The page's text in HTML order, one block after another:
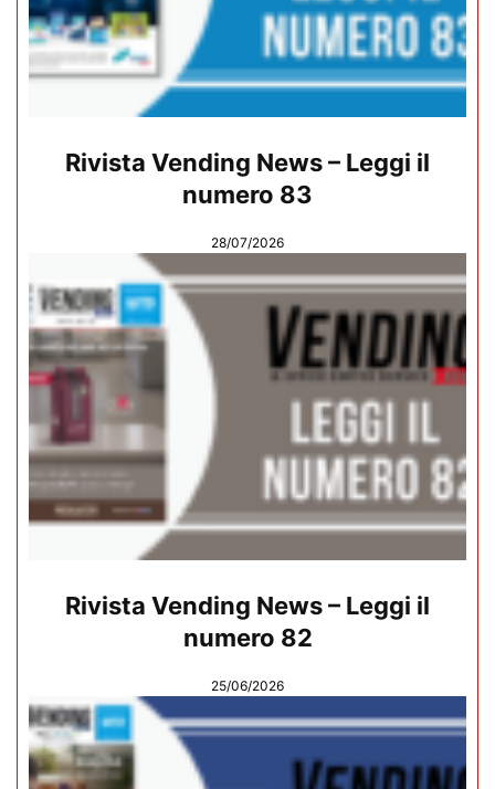
Rivista Vending News – Leggi il
numero 83
28/07/2026
Rivista Vending News – Leggi il
numero 82
25/06/2026